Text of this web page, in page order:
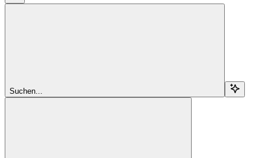
Suchen...